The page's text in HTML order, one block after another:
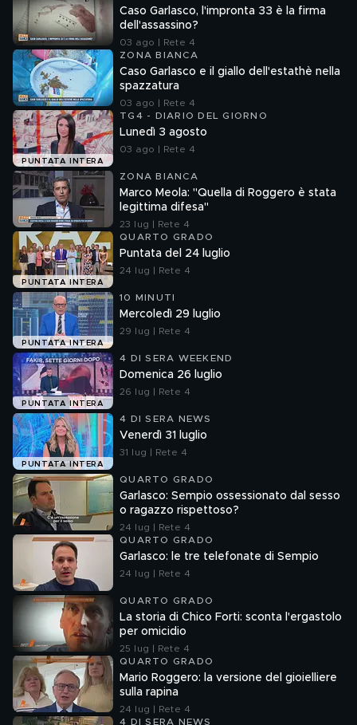
Caso Garlasco, l'impronta 33 è la firma
dell'assassino?
03 ago | Rete 4
ZONA BIANCA
Caso Garlasco e il giallo dell'estathè nella
spazzatura
03 ago | Rete 4
PUNTATA INTERA
TG4 - DIARIO DEL GIORNO
Lunedì 3 agosto
03 ago | Rete 4
ZONA BIANCA
Marco Meola: "Quella di Roggero è stata
legittima difesa"
23 lug | Rete 4
PUNTATA INTERA
QUARTO GRADO
Puntata del 24 luglio
24 lug | Rete 4
PUNTATA INTERA
10 MINUTI
Mercoledì 29 luglio
29 lug | Rete 4
PUNTATA INTERA
4 DI SERA WEEKEND
Domenica 26 luglio
26 lug | Rete 4
PUNTATA INTERA
4 DI SERA NEWS
Venerdì 31 luglio
31 lug | Rete 4
QUARTO GRADO
Garlasco: Sempio ossessionato dal sesso
o ragazzo rispettoso?
24 lug | Rete 4
QUARTO GRADO
Garlasco: le tre telefonate di Sempio
24 lug | Rete 4
QUARTO GRADO
La storia di Chico Forti: sconta l'ergastolo
per omicidio
25 lug | Rete 4
QUARTO GRADO
Mario Roggero: la versione del gioielliere
sulla rapina
24 lug | Rete 4
4 DI SERA NEWS